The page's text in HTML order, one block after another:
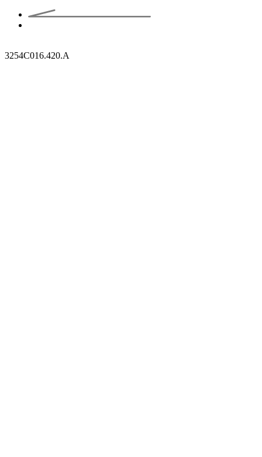
3254C016.420.A